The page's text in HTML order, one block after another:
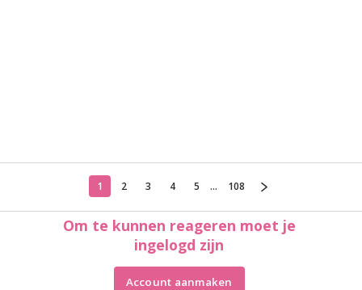
1 2 3 4 5 ... 108
Om te kunnen reageren moet je
ingelogd zijn
Account aanmaken